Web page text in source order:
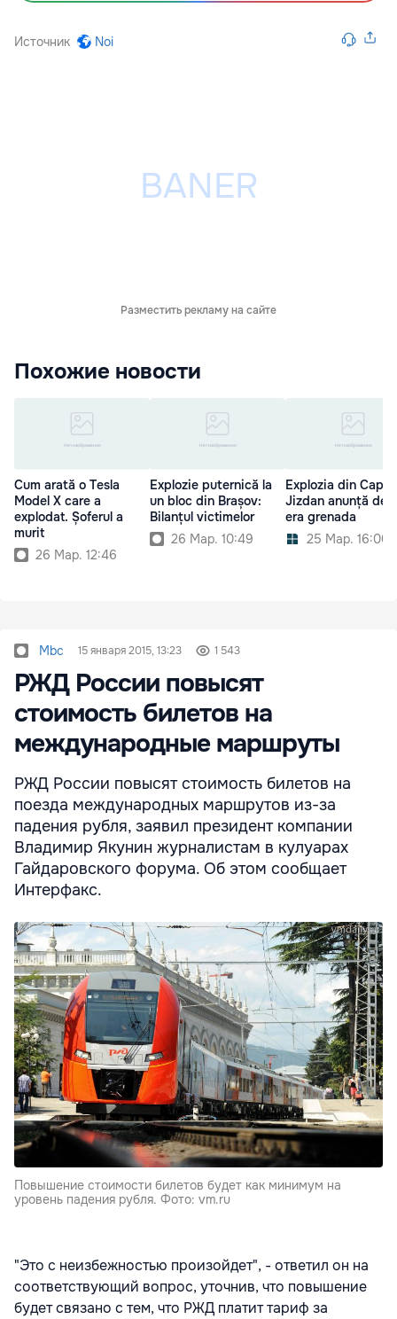
Источник Noi
Разместить рекламу на сайте
Похожие новости
Cum arată o Tesla
Model X care a
explodat. Șoferul a
murit
26 Мар. 12:46
Explozie puternică la
un bloc din Brașov:
Bilanțul victimelor
26 Мар. 10:49
Explozia din
Jizdan anunță de
era grenada
25 Мар. 16:00
Mbc 15 января 2015, 13:23 1 543
РЖД России повысят
стоимость билетов на
международные маршруты
РЖД России повысят стоимость билетов на
поезда международных маршрутов из-за
падения рубля, заявил президент компании
Владимир Якунин журналистам в кулуарах
Гайдаровского форума. Об этом сообщает
Интерфакс.
Повышение стоимости билетов будет как минимум на
уровень падения рубля. Фото: vm.ru
"Это с неизбежностью произойдет", - ответил он на
соответствующий вопрос, уточнив, что повышение
будет связано с тем, что РЖД платит тариф за